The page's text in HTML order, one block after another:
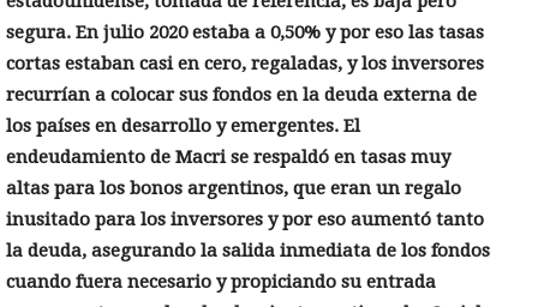
segura. En julio 2020 estaba a 0,50% y por eso las tasas
cortas estaban casi en cero, regaladas, y los inversores
recurrían a colocar sus fondos en la deuda externa de
los países en desarrollo y emergentes. El
endeudamiento de Macri se respaldó en tasas muy
altas para los bonos argentinos, que eran un regalo
inusitado para los inversores y por eso aumentó tanto
la deuda, asegurando la salida inmediata de los fondos
cuando fuera necesario y propiciando su entrada